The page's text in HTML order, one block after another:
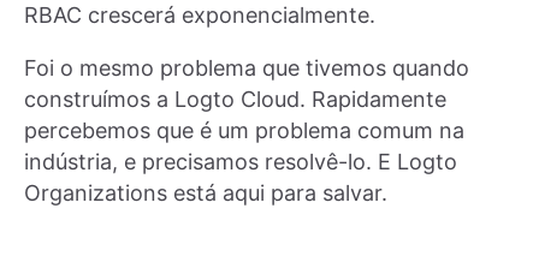
RBAC crescerá exponencialmente.
Foi o mesmo problema que tivemos quando
construímos a Logto Cloud. Rapidamente
percebemos que é um problema comum na
indústria, e precisamos resolvê-lo. E Logto
Organizations está aqui para salvar.